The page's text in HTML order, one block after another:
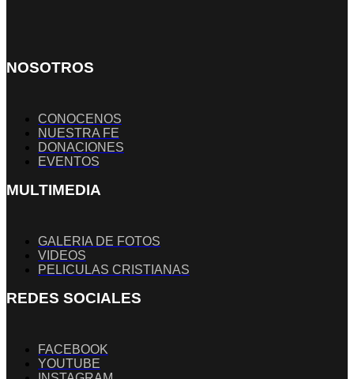
NOSOTROS
CONOCENOS
NUESTRA FE
DONACIONES
EVENTOS
MULTIMEDIA
GALERIA DE FOTOS
VIDEOS
PELICULAS CRISTIANAS
REDES SOCIALES
FACEBOOK
YOUTUBE